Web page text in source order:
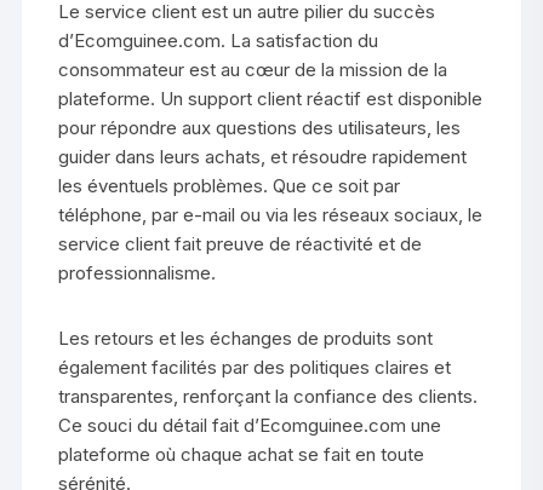
Le service client est un autre pilier du succès
d’Ecomguinee.com. La satisfaction du
consommateur est au cœur de la mission de la
plateforme. Un support client réactif est disponible
pour répondre aux questions des utilisateurs, les
guider dans leurs achats, et résoudre rapidement
les éventuels problèmes. Que ce soit par
téléphone, par e-mail ou via les réseaux sociaux, le
service client fait preuve de réactivité et de
professionnalisme.
Les retours et les échanges de produits sont
également facilités par des politiques claires et
transparentes, renforçant la confiance des clients.
Ce souci du détail fait d’Ecomguinee.com une
plateforme où chaque achat se fait en toute
sérénité.